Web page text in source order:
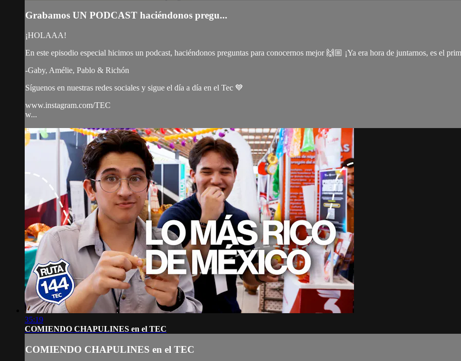
Grabamos UN PODCAST haciéndonos pregu...
¡HOLAAA!
En este episodio especial hicimos un podcast, haciéndonos preguntas para conocernos mejor 🙌🏼 ¡Ya era hora de juntarnos, es el
-Gaby, Amélie, Pablo & Richón
Síguenos en nuestras redes sociales y sigue el día a día en el Tec 💙
www.instagram.com/TEC
w...
35:19
COMIENDO CHAPULINES en el TEC
COMIENDO CHAPULINES en el TEC